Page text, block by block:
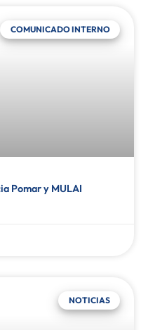
COMUNICADO INTERNO
Pomar y MULAI
NOTICIAS